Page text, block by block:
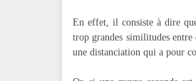
En effet, il consiste à dire
trop grandes similitudes entre
une distanciation qui a pour